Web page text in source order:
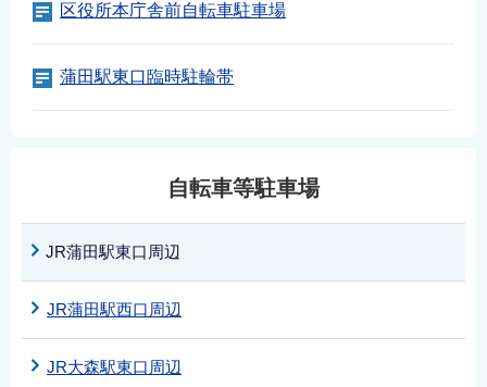
区役所本庁舎前自転車駐車場
蒲田駅東口臨時駐輪帯
自転車等駐車場
JR蒲田駅東口周辺
JR蒲田駅西口周辺
JR大森駅東口周辺
日本語
简体中文